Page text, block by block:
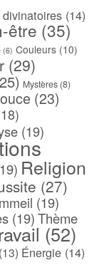
(14)
être (35)
(6) Couleurs (10)
(29)
Mystères (8)
(23)
(19)
Religion
(27)
(19)
(19)Thème
(52)
(13) Énergie (14)